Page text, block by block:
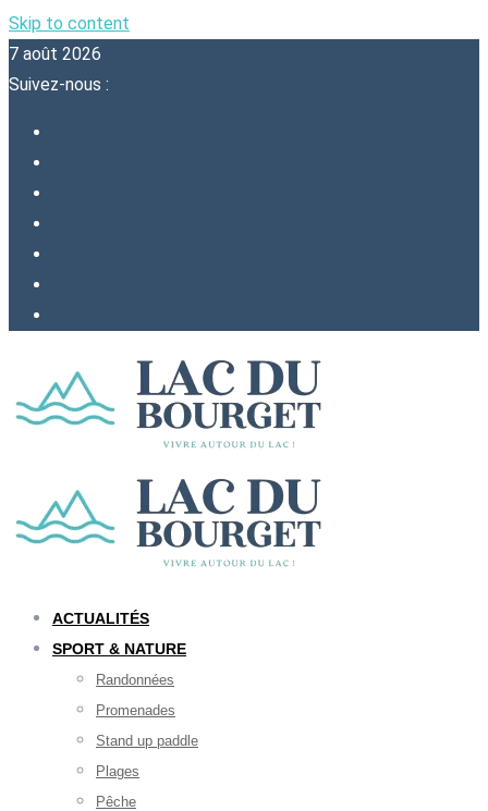
Skip to content
7 août 2026
Suivez-nous :
ACTUALITÉS
SPORT & NATURE
Randonnées
Promenades
Stand up paddle
Plages
Pêche